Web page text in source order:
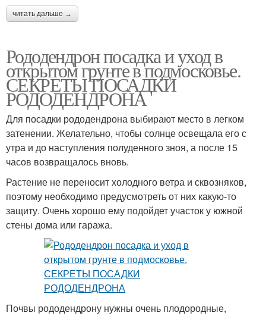
читать дальше →
Рододендрон посадка и уход в
открытом грунте в подмосковье.
СЕКРЕТЫ ПОСАДКИ
РОДОДЕНДРОНА
Для посадки рододендрона выбирают место в легком
затенении. Желательно, чтобы солнце освещала его с
утра и до наступления полуденного зноя, а после 15
часов возвращалось вновь.
Растение не переносит холодного ветра и сквозняков,
поэтому необходимо предусмотреть от них какую-то
защиту. Очень хорошо ему подойдет участок у южной
стены дома или гаража.
Почвы рододендрону нужны очень плодородные,